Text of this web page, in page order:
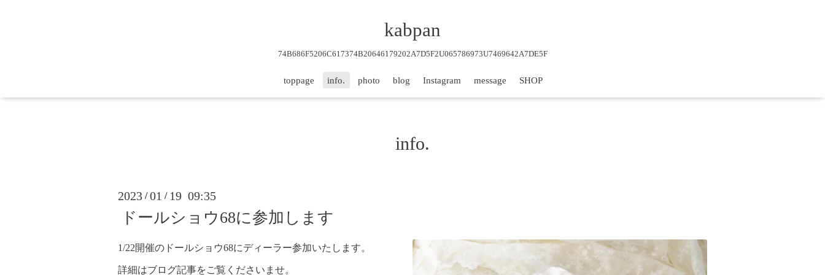
kabpan
74B686F5206C617374B20646179202A7D5F2U065786973U7469642A7DE5F
toppage info. photo blog Instagram message SHOP
info.
2023 /01 / 19 09:35
ドールショウ68に参加します
1/22開催のドールショウ68にディーラー参加いたします。
詳細はブログ記事をご覧くださいませ。